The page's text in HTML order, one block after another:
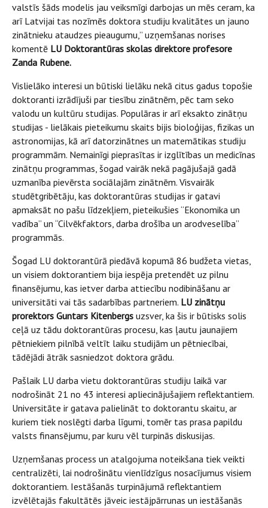
valstīs šāds modelis jau veiksmīgi darbojas un mēs ceram, ka
arī Latvijai tas nozīmēs doktora studiju kvalitātes un jauno
zinātnieku ataudzes pieaugumu,” uzņemšanas norises
komentē LU Doktorantūras skolas direktore profesore
Zanda Rubene.
Vislielāko interesi un būtiski lielāku nekā citus gadus topošie
doktoranti izrādījuši par tiesību zinātnēm, pēc tam seko
valodu un kultūru studijas. Populāras ir arī eksakto zinātņu
studijas - lielākais pieteikumu skaits bijis bioloģijas, fizikas un
astronomijas, kā arī datorzinātnes un matemātikas studiju
programmām. Nemainīgi pieprasītas ir izglītības un medicīnas
zinātņu programmas, šogad vairāk nekā pagājušajā gadā
uzmanība pievērsta sociālajām zinātnēm. Visvairāk
studētgribētāju, kas doktorantūras studijas ir gatavi
apmaksāt no pašu līdzekļiem, pieteikušies “Ekonomika un
vadība” un “Cilvēkfaktors, darba drošība un arodveselība”
programmās.
Šogad LU doktorantūrā piedāvā kopumā 86 budžeta vietas,
un visiem doktorantiem bija iespēja pretendēt uz pilnu
finansējumu, kas ietver darba attiecību nodibināšanu ar
universitāti vai tās sadarbības partneriem. LU zinātņu
prorektors Guntars Kitenbergs uzsver, ka šis ir būtisks solis
ceļā uz tādu doktorantūras procesu, kas ļautu jaunajiem
pētniekiem pilnībā veltīt laiku studijām un pētniecībai,
tādējādi ātrāk sasniedzot doktora grādu.
Pašlaik LU darba vietu doktorantūras studiju laikā var
nodrošināt 21 no 43 interesi apliecinājušajiem reflektantiem.
Universitāte ir gatava palielināt to doktorantu skaitu, ar
kuriem tiek noslēgti darba līgumi, tomēr tas prasa papildu
valsts finansējumu, par kuru vēl turpinās diskusijas.
Uzņemšanas process un atalgojuma noteikšana tiek veikti
centralizēti, lai nodrošinātu vienlīdzīgus nosacījumus visiem
doktorantiem. Iestāšanās turpinājumā reflektantiem
izvēlētajās fakultātēs jāveic iestājpārrunas un iestāšanās